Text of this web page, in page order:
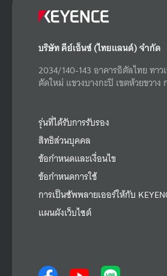
บริษัท คีย์เอ็นซ์ (ไทยแลนด์) จำกัด
2034/140-143 อาคารอิตัลไทย ทา
ตัดใหม่ แขวงบางกะปิ เขตห้วยขวาง
รุ่นที่ได้รับการรับรอง
สิทธิส่วนบุคคล
ข้อกำหนดและเงื่อนไข
ข้อกำหนดการใช้
การเป็นซัพพลายเออร์ให้กับ
แผนผังเว็บไซต์